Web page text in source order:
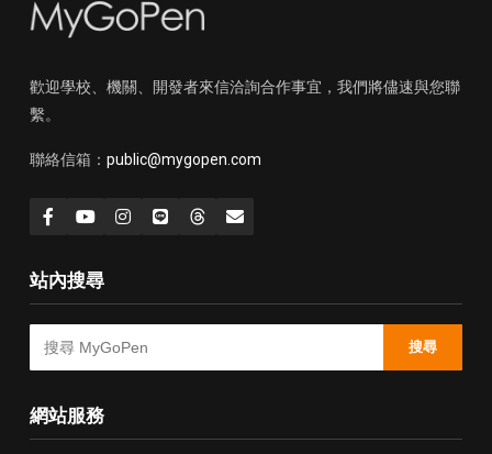
歡迎學校、機關、開發者來信洽詢合作事宜，我們將儘速與您聯
繫。
聯絡信箱： public@mygopen.com
站內搜尋
搜尋
網站服務